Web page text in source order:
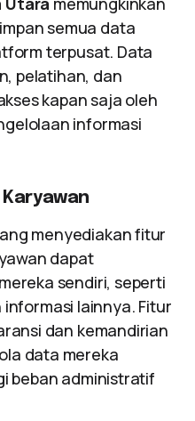
semua data
terpusat. Data
pelatihan, dan
kapan saja oleh
informasi
menyediakan fitur
dapat
sendiri, seperti
lainnya. Fitur
dan kemandirian
data mereka
beban administratif